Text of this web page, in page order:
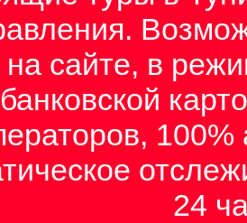
сайте, в
банковской
24